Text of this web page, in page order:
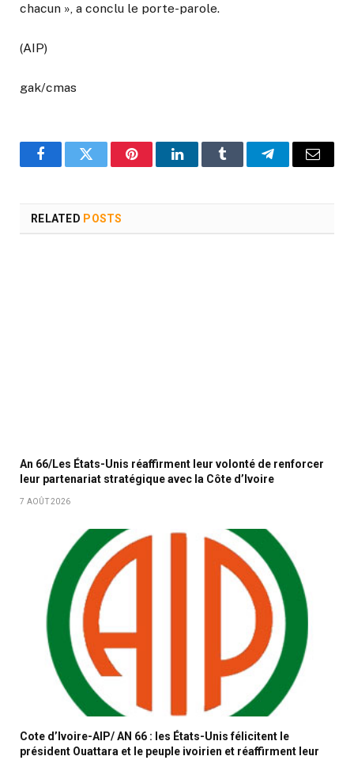
chacun », a conclu le porte-parole.
(AIP)
gak/cmas
FacebookTwitter PinterestLinkedInTumblr TelegramEmail
RELATED POSTS
An 66/Les États-Unis réaffirment leur volonté de renforcer
leur partenariat stratégique avec la Côte d’Ivoire
7 AOÛT 2026
Cote d’Ivoire-AIP/ AN 66 : les États-Unis félicitent le
président Ouattara et le peuple ivoirien et réaffirment leur